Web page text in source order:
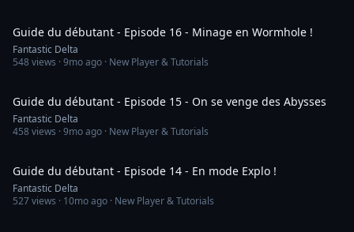
Guide du débutant - Episode 16 - Minage en Wormhole !
Fantastic Delta
548views ·9mo ago · New Player & Tutorials
Guide du débutant - Episode 15 - On se venge des Abysses
Fantastic Delta
458views ·9mo ago · New Player & Tutorials
Guide du débutant - Episode 14 - En mode Explo !
Fantastic Delta
527views · 10mo ago · New Player & Tutorials